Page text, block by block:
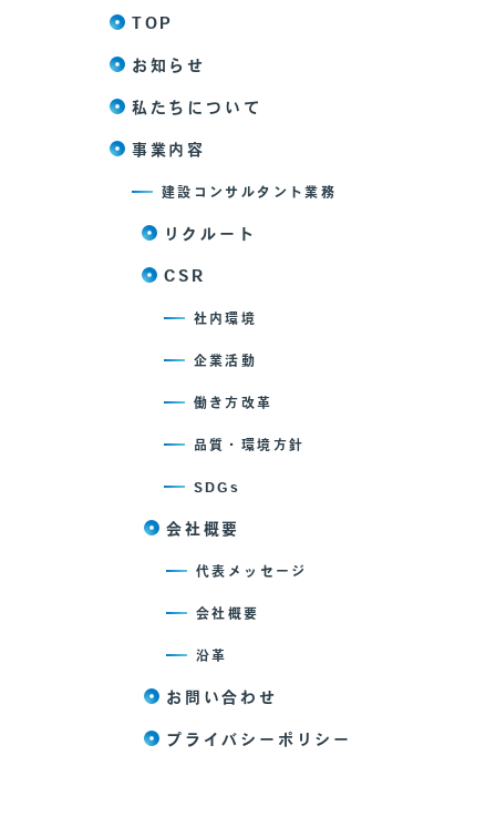
TOP
お知らせ
私たちについて
事業内容
建設コンサルタント業務
リクルート
CSR
社内環境
企業活動
働き方改革
品質・環境方針
SDGs
会社概要
代表メッセージ
会社概要
沿革
お問い合わせ
プライバシーポリシー